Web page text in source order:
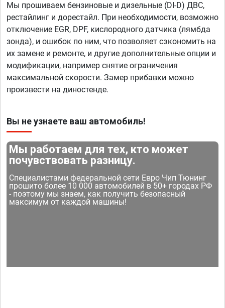
Мы прошиваем бензиновые и дизельные (DI-D) ДВС,
рестайлинг и дорестайл. При необходимости, возможно
отключение EGR, DPF, кислородного датчика (лямбда
зонда), и ошибок по ним, что позволяет сэкономить на
их замене и ремонте, и другие дополнительные опции и
модификации, например снятие ограничения
максимальной скорости. Замер прибавки можно
произвести на диностенде.
Вы не узнаете ваш автомобиль!
Мы работаем для тех, кто может
почувствовать разницу.
Специалистами федеральной сети Евро Чип Тюнинг
прошито более 10 000 автомобилей в 50+ городах РФ
- поэтому мы знаем, как получить безопасный
максимум от каждой машины!